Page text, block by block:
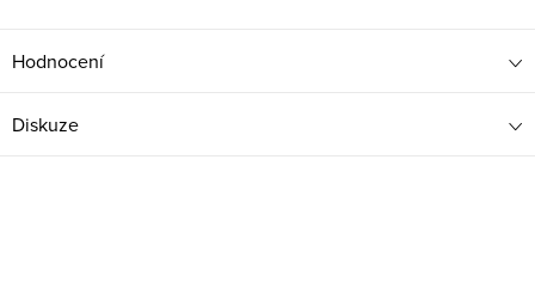
Hodnocení
Diskuze